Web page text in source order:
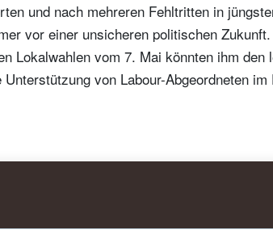
und nach mehreren Fehltritten in
vor einer unsicheren politischen
Lokalwahlen vom 7. Mai könnten ihm den
von Labour-Abgeordneten im